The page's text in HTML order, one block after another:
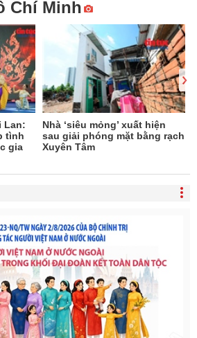
Chí Minh
Lan:
tình
gia
Nhà ‘siêu mỏng’ xuất hiện
sau giải phóng mặt bằng rạch
Xuyên Tâm